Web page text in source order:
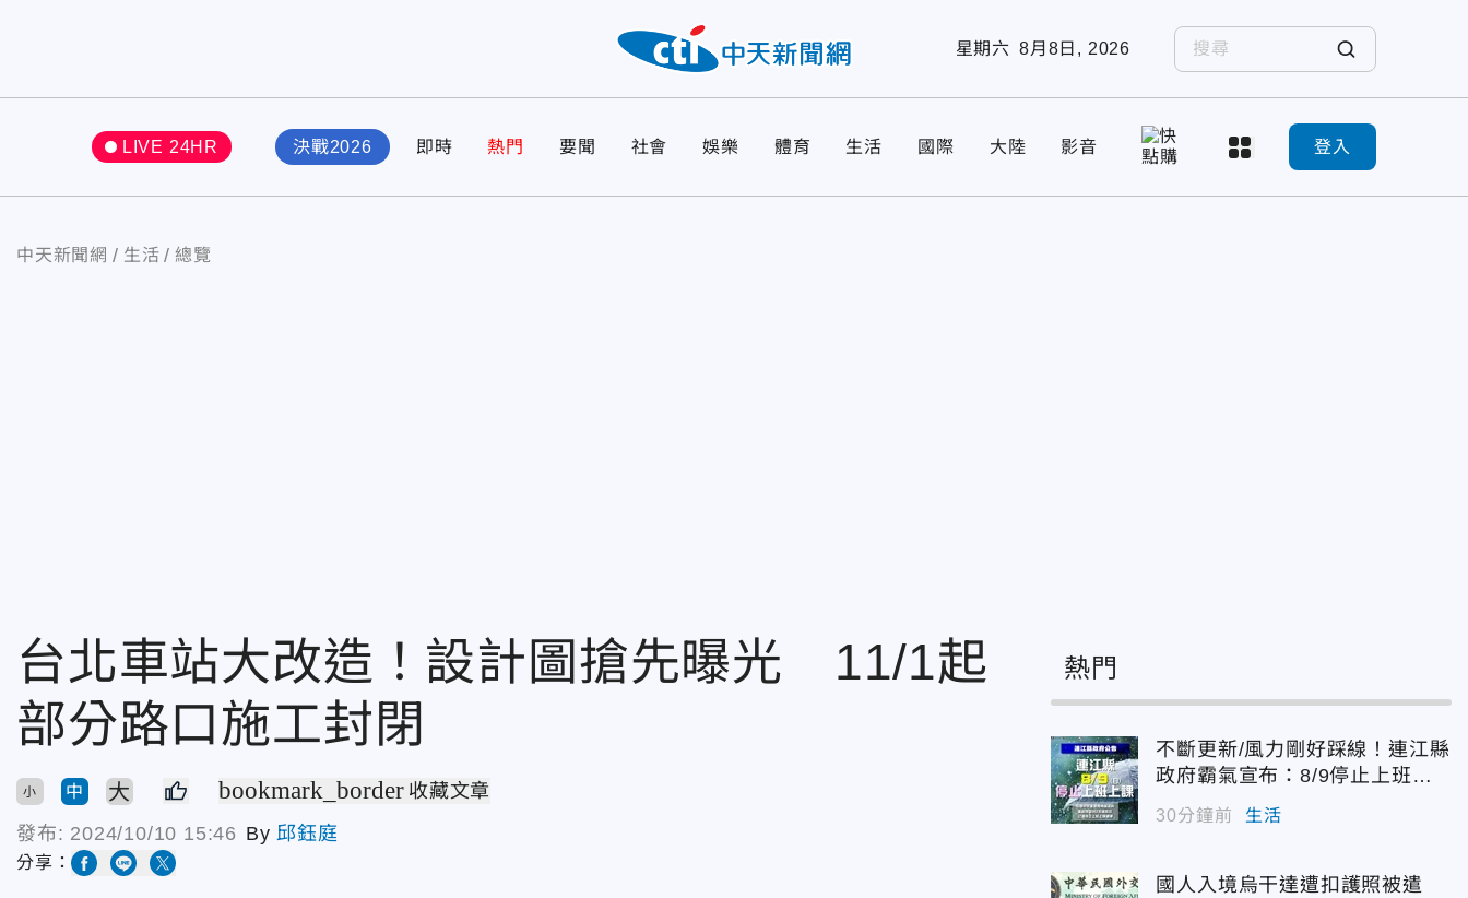
星期六 8月8日, 2026
LIVE 24HR 決戰2026 即時 熱門 要聞 社會 娛樂 體育 生活 國際 大陸 影音 登入
中天新聞網 生活 總覽
台北車站大改造！設計圖搶先曝光 11/1起
部分路口施工封閉
小 中 大 bookmark_border 收藏文章
發布: 2024/10/10 15:46 By邱鈺庭
分享：
熱門
不斷更新/風力剛好踩線！連江縣
政府霸氣宣布：8/9停止上班上
30分鐘前 生活
國人入境烏干達遭扣護照被遣